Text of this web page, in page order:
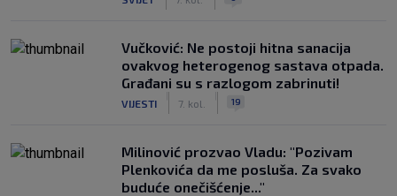
Vučković: Ne postoji hitna sanacija
ovakvog heterogenog sastava otpada.
Građani su s razlogom zabrinuti!
VIJESTI 7. kol. 19
Milinović prozvao Vladu: "Pozivam
Plenkovića da me posluša. Za svako
buduće onečišćenje..."